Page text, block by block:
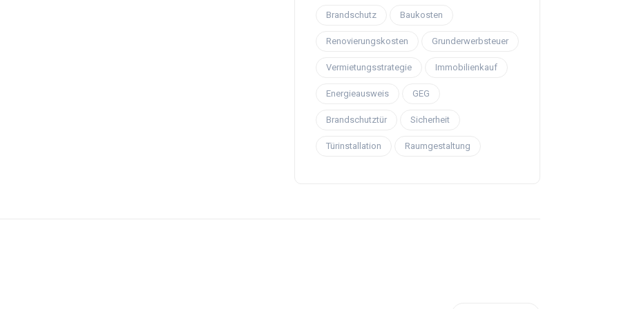
Brandschutz Baukosten
Renovierungskosten Grunderwerbsteuer
Vermietungsstrategie Immobilienkauf
Energieausweis GEG
Brandschutztür Sicherheit
Türinstallation Raumgestaltung